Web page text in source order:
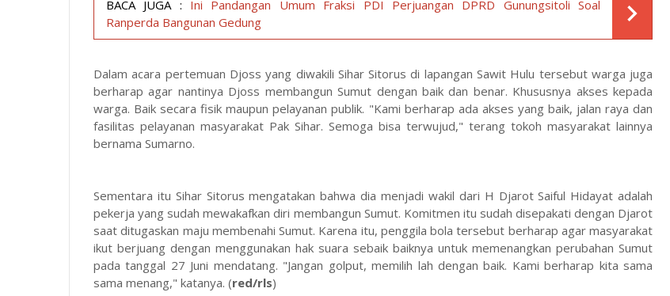
BACA JUGA : Ini Pandangan Umum Fraksi PDI Perjuangan DPRD Gunungsitoli Soal
Ranperda Bangunan Gedung
Dalam acara pertemuan Djoss yang diwakili Sihar Sitorus di lapangan Sawit Hulu tersebut warga juga
berharap agar nantinya Djoss membangun Sumut dengan baik dan benar. Khususnya akses kepada
warga. Baik secara fisik maupun pelayanan publik. "Kami berharap ada akses yang baik, jalan raya dan
fasilitas pelayanan masyarakat Pak Sihar. Semoga bisa terwujud," terang tokoh masyarakat lainnya
bernama Sumarno.
Sementara itu Sihar Sitorus mengatakan bahwa dia menjadi wakil dari H Djarot Saiful Hidayat adalah
pekerja yang sudah mewakafkan diri membangun Sumut. Komitmen itu sudah disepakati dengan Djarot
saat ditugaskan maju membenahi Sumut. Karena itu, penggila bola tersebut berharap agar masyarakat
ikut berjuang dengan menggunakan hak suara sebaik baiknya untuk memenangkan perubahan Sumut
pada tanggal 27 Juni mendatang. "Jangan golput, memilih lah dengan baik. Kami berharap kita sama
sama menang," katanya. (red/rls)